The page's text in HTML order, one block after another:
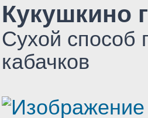
Кукушкино
Сухой способ
кабачков